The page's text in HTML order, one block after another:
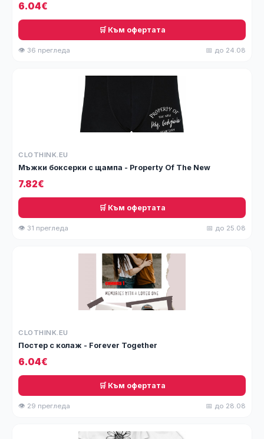
6.04€
🛒 Към офертата
👁 36 прегледа 📅 до 24.08
CLOTHINK.EU
Мъжки боксерки с щампа - Property Of The New
7.82€
🛒 Към офертата
👁 31 прегледа 📅 до 25.08
CLOTHINK.EU
Постер с колаж - Forever Together
6.04€
🛒 Към офертата
👁 29 прегледа 📅 до 28.08